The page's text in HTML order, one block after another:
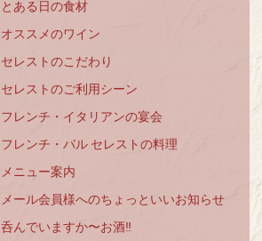
とある日の食材
オススメのワイン
セレストのこだわり
セレストのご利用シーン
フレンチ・イタリアンの宴会
フレンチ・バル セレストの料理
メニュー案内
メール会員様へのちょっといいお知らせ
呑んでいますか〜お酒‼️